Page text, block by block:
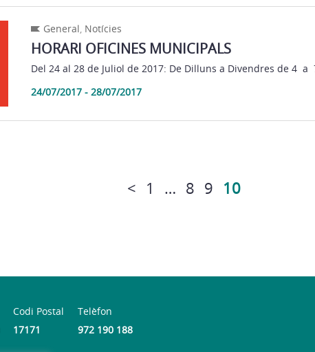
General, Notícies
HORARI OFICINES MUNICIPALS
Del 24 al 28 de Juliol de 2017: De Dilluns a Divendres de 4
24/07/2017 - 28/07/2017
< 1 … 8 9 10
Codi Postal
17171
Telèfon
972 190 188